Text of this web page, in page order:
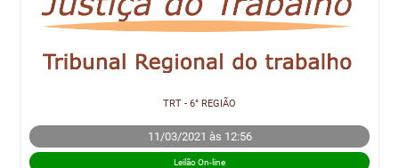
TRT - 6° REGIÃO
11/03/2021 às 12:56
Leilão On-line